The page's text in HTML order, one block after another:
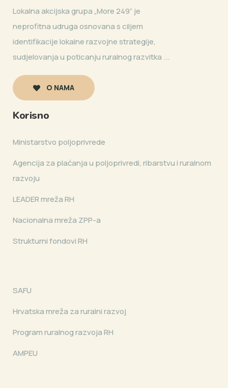
Lokalna akcijska grupa „More 249” je
neprofitna udruga osnovana s ciljem
identifikacije lokalne razvojne strategije,
sudjelovanja u poticanju ruralnog razvitka ...
O NAMA
Korisno
Ministarstvo poljoprivrede
Agencija za plaćanja u poljoprivredi, ribarstvu i ruralnom
razvoju
LEADER mreža RH
Nacionalna mreža ZPP-a
Strukturni fondovi RH
SAFU
Hrvatska mreža za ruralni razvoj
Program ruralnog razvoja RH
AMPEU